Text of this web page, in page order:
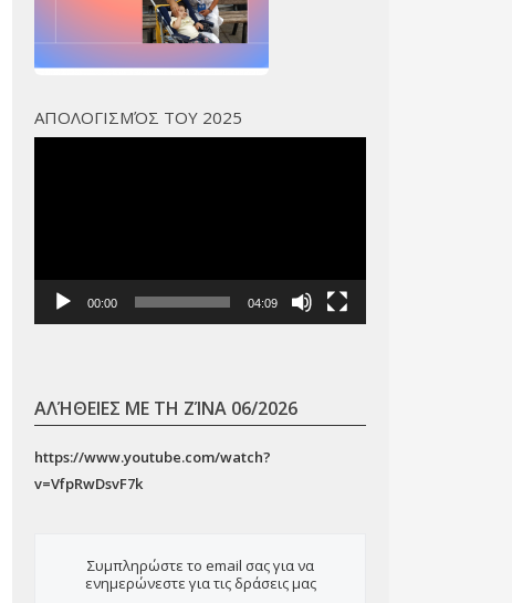
ΑΠΟΛΟΓΙΣΜΌΣ ΤΟΥ 2025
00:00 04:09
ΑΛΉΘΕΙΕΣ ΜΕ ΤΗ ΖΊΝΑ 06/2026
https://www.youtube.com/watch?
v=VfpRwDsvF7k
Συμπληρώστε το email σας για να
ενημερώνεστε για τις δράσεις μας